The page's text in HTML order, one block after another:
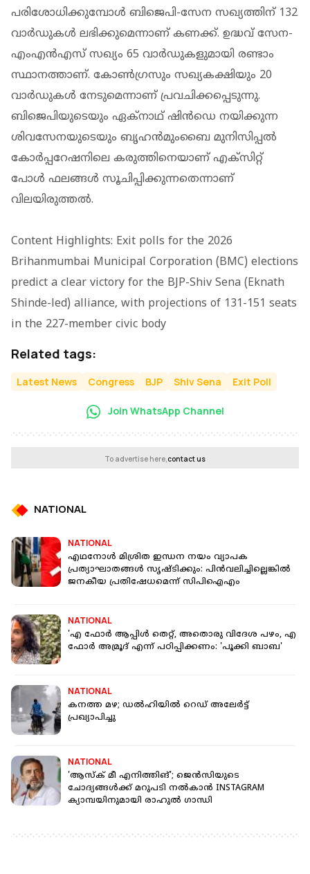
പരിശോധിക്കുമ്പോൾ ബിജെപി-സേന സഖ്യത്തിന് 132
വാർഡുകൾ ലഭിക്കുമെന്നാണ് കണക്ക്. ഉദ്ധവ് സേന-
എംഎൻഎസ് സഖ്യം 65 വാർഡുകളുമായി രണ്ടാം
സ്ഥാനത്താണ്. കോൺഗ്രസും സഖ്യകക്ഷിയും 20
വാർഡുകൾ നേടുമെന്നാണ് പ്രവചിക്കപ്പെടുന്നു.
ബിജെപിയുടെയും ഏക്നാഥ് ഷിൻഡെ നയിക്കുന്ന
ശിവസേനയുടെയും ബൃഹൻമുംബൈ മുനിസിപ്പൽ
കോർപ്പറേഷനിലെ കരുത്തിനെയാണ് എക്സിറ്റ്
പോൾ ഫലങ്ങൾ സൂചിപ്പിക്കുന്നതെന്നാണ്
വിലയിരുത്തൽ.
Content Highlights: Exit polls for the 2026
Brihanmumbai Municipal Corporation (BMC) elections
predict a clear victory for the BJP-Shiv Sena (Eknath
Shinde-led) alliance, with projections of 131-151 seats
in the 227-member civic body
Related tags:
Latest News Congress BJP Shiv Sena Exit Poll
Join WhatsApp Channel
To advertise here,contact us
NATIONAL
NATIONAL
എഥനോൾ മിശ്രിത ഇന്ധന നയം വ്യാപക
പ്രത്യാഘാതങ്ങൾ സൃഷ്ടിക്കും: പിൻവലിച്ചില്ലെങ്കിൽ
ജനകീയ പ്രതിഷേധമെന്ന് സിപിഐഎം
NATIONAL
'എ ഫോര്‍ ആപ്പിള്‍ തെറ്റ്, അതൊരു വിദേശ പഴം, എ
ഫോര്‍ അമ്രൂദ് എന്ന് പഠിപ്പിക്കണം: 'പൂക്കി ബാബ'
NATIONAL
കനത്ത മഴ; ഡല്‍ഹിയില്‍ റെഡ് അലേര്‍ട്ട്
പ്രഖ്യാപിച്ചു
NATIONAL
'ആസ്‌ക് മീ എനിത്തിങ്'; ജെന്‍സിയുടെ
ചോദ്യങ്ങള്‍ക്ക് മറുപടി നല്‍കാന്‍ INSTAGRAM
ക്യാമ്പയിനുമായി രാഹുല്‍ ഗാന്ധി